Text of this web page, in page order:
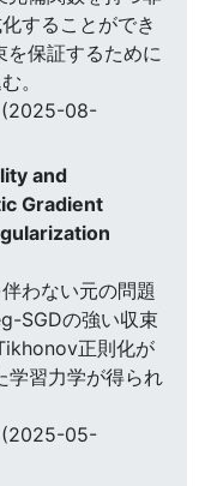
することができ
を保証するために
。
(2025-08-
and
Gradient
わない元の問題
SGDの強い収束
正則化が
学習力学が得られ
(2025-05-